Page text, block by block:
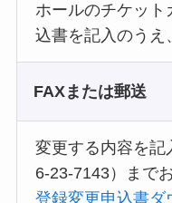
ホールのチケット
込書を記入のうえ
FAXまたは郵送
変更する内容を記
6-23-7143）まで
登録変更申込書ダ